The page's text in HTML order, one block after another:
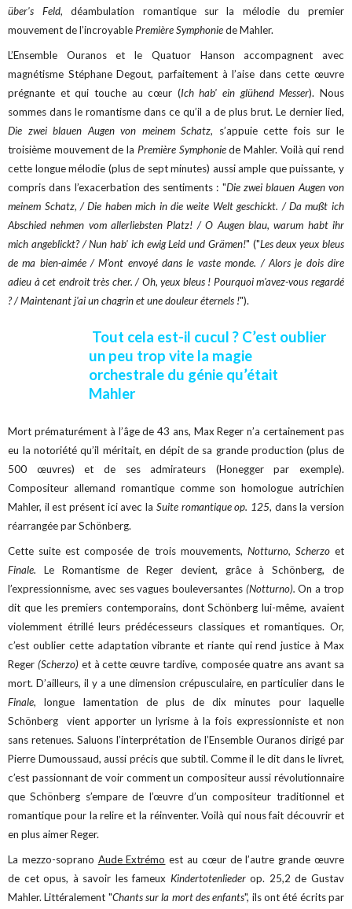
über's Feld, déambulation romantique sur la mélodie du premier
mouvement de l’incroyable Première Symphoniede Mahler.
L’Ensemble Ouranos et le Quatuor Hanson accompagnent avec
magnétisme Stéphane Degout, parfaitement à l’aise dans cette œuvre
prégnante et qui touche au cœur (Ich hab' ein glühend Messer). Nous
sommes dans le romantisme dans ce qu’il a de plus brut. Le dernier lied,
Die zwei blauen Augen von meinem Schatz, s’appuie cette fois sur le
troisième mouvement de la Première Symphoniede Mahler. Voilà qui rend
cette longue mélodie (plus de sept minutes) aussi ample que puissante, y
compris dans l’exacerbation des sentiments : "Die zwei blauen Augen von
meinem Schatz, / Die haben mich in die weite Welt geschickt. / Da mußt ich
Abschied nehmen vom allerliebsten Platz! / O Augen blau, warum habt ihr
mich angeblickt? / Nun hab' ich ewig Leid und Grämen!" ("Les deux yeux bleus
de ma bien-aimée / M'ont envoyé dans le vaste monde. / Alors je dois dire
adieu à cet endroit très cher. / Oh, yeux bleus ! Pourquoi m'avez-vous regardé
? / Maintenant j'ai un chagrin et une douleur éternels !").
Tout cela est-il cucul ? C’est oublier
un peu trop vite la magie
orchestrale du génie qu’était
Mahler
Mort prématurément à l’âge de 43 ans, Max Reger n’a certainement pas
eu la notoriété qu’il méritait, en dépit de sa grande production (plus de
500 œuvres) et de ses admirateurs (Honegger par exemple).
Compositeur allemand romantique comme son homologue autrichien
Mahler, il est présent ici avec la Suite romantique op. 125, dans la version
réarrangée par Schönberg.
Cette suite est composée de trois mouvements, Notturno, Scherzoet
Finale. Le Romantisme de Reger devient, grâce à Schönberg, de
l’expressionnisme, avec ses vagues bouleversantes (Notturno). On a trop
dit que les premiers contemporains, dont Schönberg lui-même, avaient
violemment étrillé leurs prédécesseurs classiques et romantiques. Or,
c’est oublier cette adaptation vibrante et riante qui rend justice à Max
Reger (Scherzo) et à cette œuvre tardive, composée quatre ans avant sa
mort. D’ailleurs, il y a une dimension crépusculaire, en particulier dans le
Finale, longue lamentation de plus de dix minutes pour laquelle
Schönberg vient apporter un lyrisme à la fois expressionniste et non
sans retenues. Saluons l’interprétation de l’Ensemble Ouranos dirigé par
Pierre Dumoussaud, aussi précis que subtil. Comme il le dit dans le livret,
c’est passionnant de voir comment un compositeur aussi révolutionnaire
que Schönberg s’empare de l’œuvre d’un compositeur traditionnel et
romantique pour la relire et la réinventer. Voilà qui nous fait découvrir et
en plus aimer Reger.
La mezzo-soprano Aude Extrémo est au cœur de l’autre grande œuvre
de cet opus, à savoir les fameux Kindertotenliederop. 25,2 de Gustav
Mahler. Littéralement "Chants sur la mort des enfants", ils ont été écrits par